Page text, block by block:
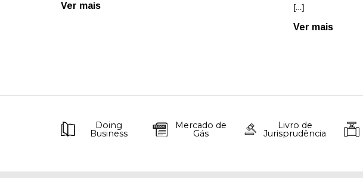
Ver mais
[…]
Ver mais
Doing
Business
Mercado de
Gás
Livro de
Jurisprudência